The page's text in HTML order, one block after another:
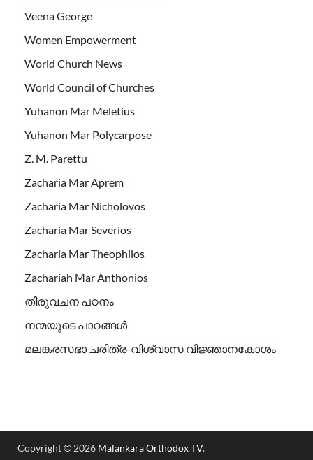
Veena George
Women Empowerment
World Church News
World Council of Churches
Yuhanon Mar Meletius
Yuhanon Mar Polycarpose
Z. M. Parettu
Zacharia Mar Aprem
Zacharia Mar Nicholovos
Zacharia Mar Severios
Zacharia Mar Theophilos
Zachariah Mar Anthonios
തിരുവചന പഠനം
നന്മയുടെ പാഠങ്ങള്‍
മലങ്കരസഭാ ചരിത്ര-വിശ്വാസ വിജ്ഞാനകോശം
Copyright © 2026 Malankara Orthodox TV.